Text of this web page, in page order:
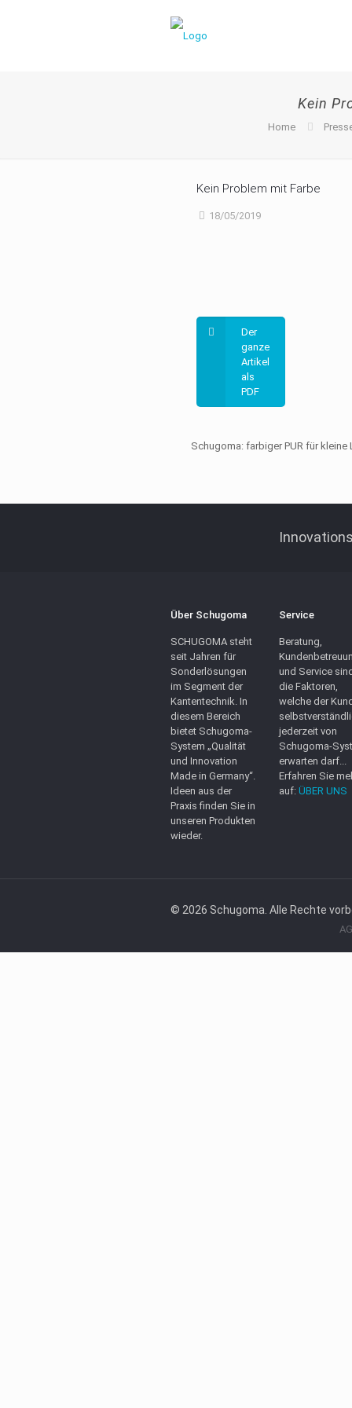
Kein
Home
Kein Problem mit Farbe
18/05/2019
Der
ganze
Artikel
als
PDF
Schugoma: farbiger PUR für kleine
Über Schugoma
SCHUGOMA steht
seit Jahren für
Sonderlösungen
im Segment der
Kantentechnik. In
diesem Bereich
bietet Schugoma-
System „Qualität
und Innovation
Made in Germany“.
Ideen aus der
Praxis finden Sie in
unseren Produkten
wieder.
Service
Beratung,
und Service
die Faktoren,
welche der
jederzeit von
Schugoma-
erwarten darf...
Erfahren Sie
auf: ÜBER UNS